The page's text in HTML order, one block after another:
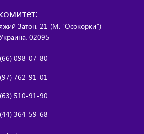
Затон, 21 (М. "Осокорки")
02095
098-07-80
762-91-01
510-91-90
364-59-68